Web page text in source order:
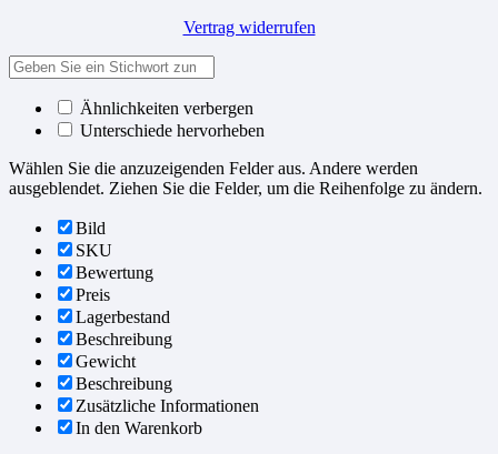
Vertrag widerrufen
Ähnlichkeiten verbergen
Unterschiede hervorheben
Wählen Sie die anzuzeigenden Felder aus. Andere werden
ausgeblendet. Ziehen Sie die Felder, um die Reihenfolge zu ändern.
Bild
SKU
Bewertung
Preis
Lagerbestand
Beschreibung
Gewicht
Beschreibung
Zusätzliche Informationen
In den Warenkorb